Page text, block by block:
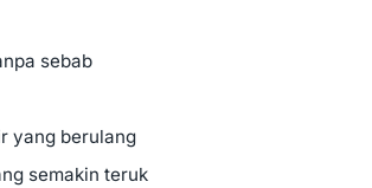
sebab
yang berulang
semakin teruk